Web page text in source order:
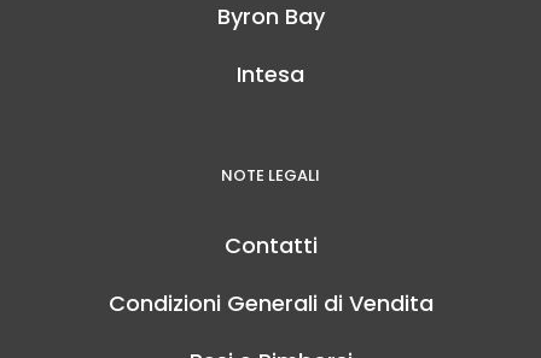
Byron Bay
Intesa
NOTE LEGALI
Contatti
Condizioni Generali di Vendita